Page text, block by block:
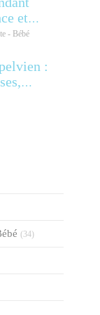
et
- Bébé
:
(34)